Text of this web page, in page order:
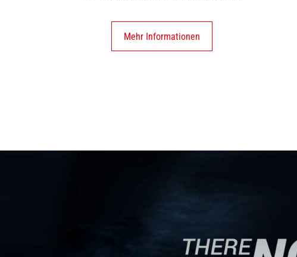
Mehr Informationen